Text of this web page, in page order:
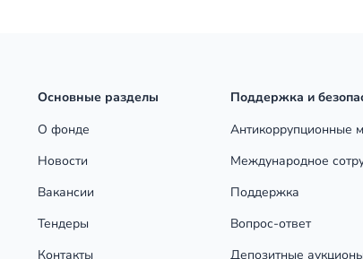
Основные разделы
О фонде
Новости
Вакансии
Тендеры
Контакты
Поддержка и
Антикоррупционные
Международное
Поддержка
Вопрос-ответ
Депозитные аукционы